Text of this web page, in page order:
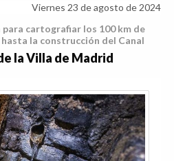
Viernes 23 de agosto de 2024
cartografiar los 100 km de
la construcción del Canal
la Villa de Madrid